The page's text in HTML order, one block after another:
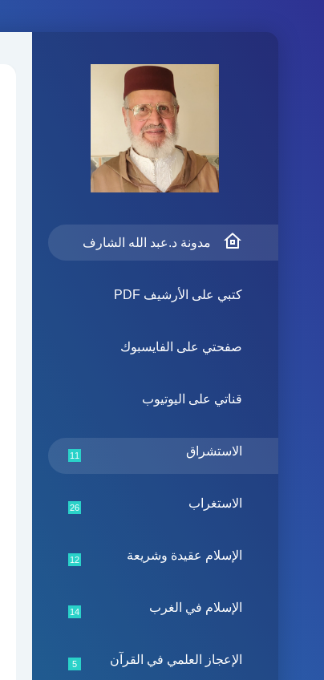
مدونة د.عبد الله الشارف
كتبي على الأرشيف PDF
صفحتي على الفايسبوك
قناتي على اليوتيوب
الاستشراق 11
الاستغراب 26
الإسلام عقيدة وشريعة 12
الإسلام في الغرب 14
الإعجاز العلمي في القرآن 5